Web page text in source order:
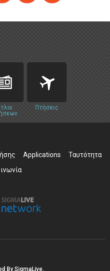
Πτήσεις
Applications
Ταυτότητα
By SigmaLive.